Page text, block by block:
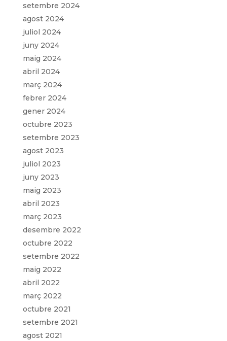
setembre 2024
agost 2024
juliol 2024
juny 2024
maig 2024
abril 2024
març 2024
febrer 2024
gener 2024
octubre 2023
setembre 2023
agost 2023
juliol 2023
juny 2023
maig 2023
abril 2023
març 2023
desembre 2022
octubre 2022
setembre 2022
maig 2022
abril 2022
març 2022
octubre 2021
setembre 2021
agost 2021